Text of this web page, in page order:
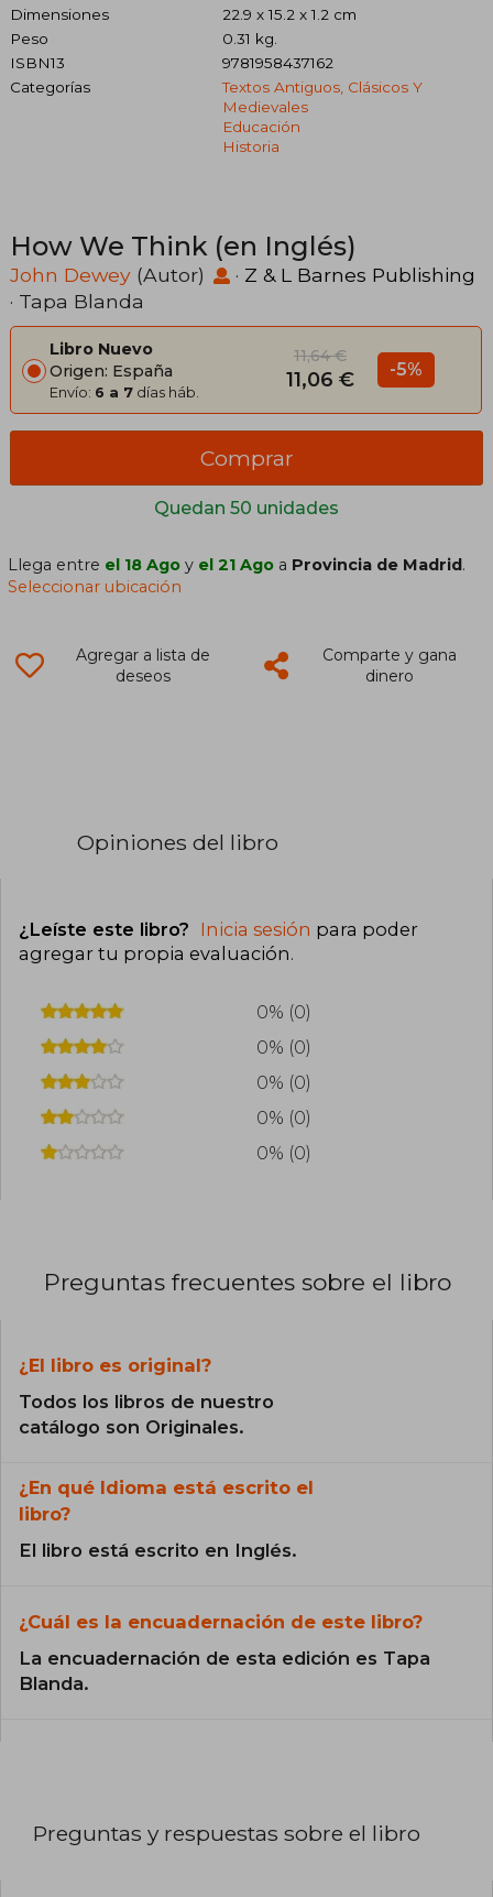
Dimensiones
22.9 x 15.2 x 1.2 cm
Peso
0.31 kg.
ISBN13
9781958437162
Categorías
Textos Antiguos, Clásicos Y
Medievales
Educación
Historia
How We Think (en Inglés)
John Dewey (Autor) · Z & L Barnes Publishing
· Tapa Blanda
Libro Nuevo
Origen: España
Envío: 6 a 7 días háb.
11,64 €
11,06 € -5%
Quedan 50 unidades
Comprar
Llega entre el 18 Ago y el 21 Ago a Provincia de Madrid.
Seleccionar ubicación
Agregar a lista de
deseos
Comparte y gana
dinero
Opiniones del libro
¿Leíste este libro? Inicia sesión para poder
agregar tu propia evaluación.
0% (0)
0% (0)
0% (0)
0% (0)
0% (0)
Preguntas frecuentes sobre el libro
¿El libro es original?
Todos los libros de nuestro
catálogo son Originales.
¿En qué Idioma está escrito el
libro?
El libro está escrito en Inglés.
¿Cuál es la encuadernación de este libro?
La encuadernación de esta edición es Tapa
Blanda.
Preguntas y respuestas sobre el libro